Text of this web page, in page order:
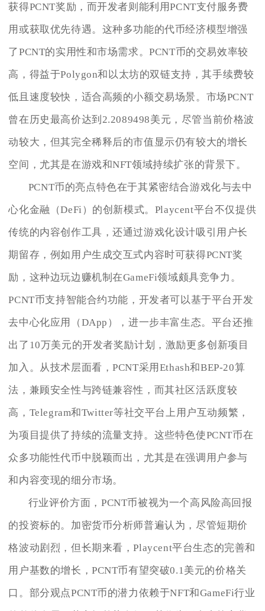
获得PCNT奖励，而开发者则能利用PCNT支付服务费
用或获取优先待遇。这种多功能的代币经济模型增强
了PCNT的实用性和市场需求。PCNT币的交易效率较
高，得益于Polygon和以太坊的双链支持，其手续费较
低且速度较快，适合高频的小额交易场景。市场PCNT
曾在历史最高价达到2.2089498美元，尽管当前价格波
动较大，但其完全稀释后的市值显示仍有较大的增长
空间，尤其是在游戏和NFT领域持续扩张的背景下。
PCNT币的亮点特色在于其紧密结合游戏化与去中
心化金融（DeFi）的创新模式。Playcent平台不仅提供
传统的内容创作工具，还通过游戏化设计吸引用户长
期留存，例如用户生成交互式内容时可获得PCNT奖
励，这种边玩边赚机制在GameFi领域颇具竞争力。
PCNT币支持智能合约功能，开发者可以基于平台开发
去中心化应用（DApp），进一步丰富生态。平台还推
出了10万美元的开发者奖励计划，激励更多创新项目
加入。从技术层面看，PCNT采用Ethash和BEP-20算
法，兼顾安全性与跨链兼容性，而其社区活跃度较
高，Telegram和Twitter等社交平台上用户互动频繁，
为项目提供了持续的流量支持。这些特色使PCNT币在
众多功能性代币中脱颖而出，尤其是在强调用户参与
和内容变现的细分市场。
行业评价方面，PCNT币被视为一个高风险高回报
的投资标的。加密货币分析师普遍认为，尽管短期价
格波动剧烈，但长期来看，Playcent平台生态的完善和
用户基数的增长，PCNT币有望突破0.1美元的价格关
口。部分观点PCNT币的潜力依赖于NFT和GameFi行业